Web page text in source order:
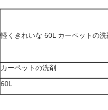
軽くきれいな 60L カーペットの洗
カーペットの洗剤
60L